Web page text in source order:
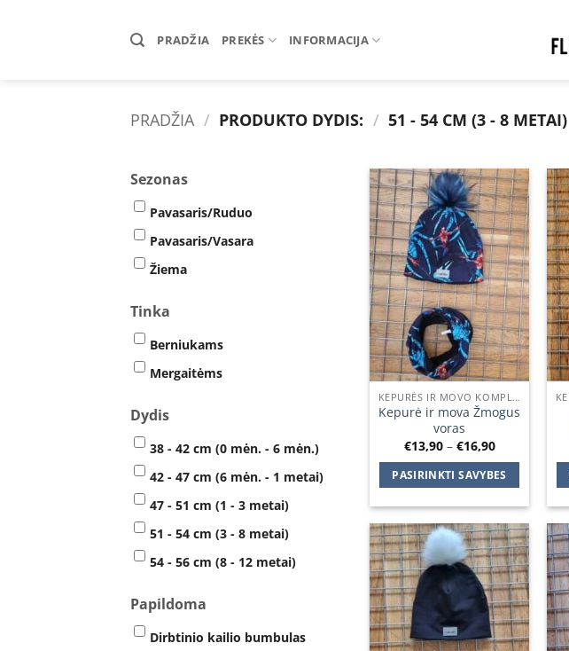
PRADŽIA PREKĖS INFORMACIJA
PRADŽIA / PRODUKTO DYDIS: / 51 - 54 CM (3 - 8 METAI)
Sezonas
Pavasaris/Ruduo
Pavasaris/Vasara
Žiema
Tinka
Berniukams
Mergaitėms
Dydis
38 - 42 cm (0 mėn. - 6 mėn.)
42 - 47 cm (6 mėn. - 1 metai)
47 - 51 cm (1 - 3 metai)
51 - 54 cm (3 - 8 metai)
54 - 56 cm (8 - 12 metai)
Papildoma
Dirbtinio kailio bumbulas
Add to
wishlist
KEPURĖS IR MOVO KOMPLEKTAI
Kepurė ir mova Žmogus
voras
€13,90 – €16,90Price
€13,90
through
PASIRINKTI SAVYBES
has
multiple
variants.
The
options
may
Add to
wishlist